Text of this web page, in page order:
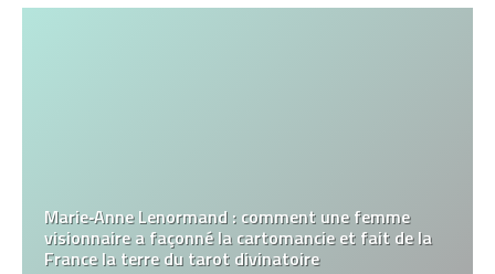
Marie‑Anne Lenormand : comment une femme
visionnaire a façonné la cartomancie et fait de la
France la terre du tarot divinatoire